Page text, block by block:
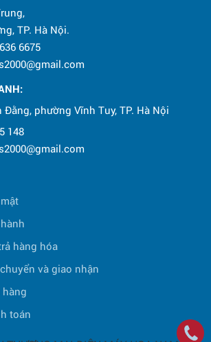
TP. Hà Nội.
6675
phường Vĩnh Tuy, TP. Hà Nội
148
hàng hóa
và giao nhận
toán